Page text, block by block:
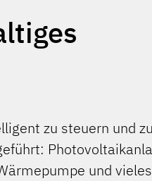
zu steuern und
und